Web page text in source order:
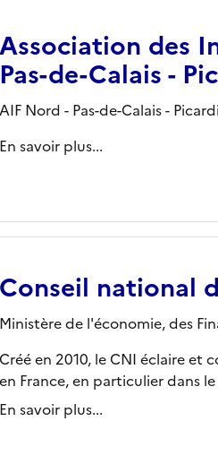
Association des
Pas-de-Calais -
AIF Nord - Pas-de-Calais -
En savoir plus...
Conseil national
Ministère de l'économie, des
Créé en 2010, le CNI éclaire et
en France, en particulier dans
En savoir plus...